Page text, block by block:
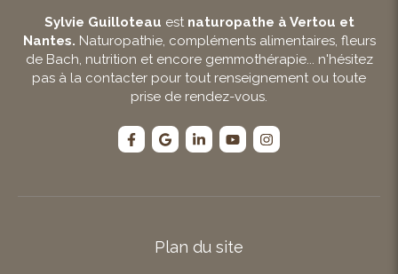
Sylvie Guilloteau est naturopathe à Vertou et
Nantes. Naturopathie, compléments alimentaires, fleurs
de Bach, nutrition et encore gemmothérapie... n'hésitez
pas à la contacter pour tout renseignement ou toute
prise de rendez-vous.
Plan du site